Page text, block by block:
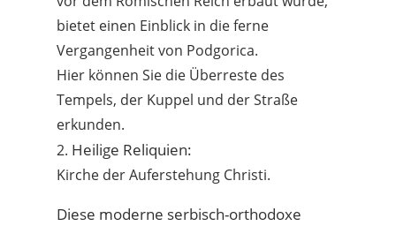
bietet einen Einblick in die ferne
Vergangenheit von Podgorica.
Hier können Sie die Überreste des
Tempels, der Kuppel und der Straße
erkunden.
2. Heilige Reliquien:
Kirche der Auferstehung Christi.
Diese moderne serbisch-orthodoxe